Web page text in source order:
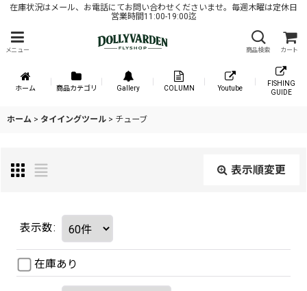
在庫状況はメール、お電話にてお問い合わせくださいませ。毎週木曜は定休日
営業時間11:00-19:00迄
メニュー 商品検索 カート
ホーム 商品カテゴリ Gallery COLUMN Youtube
FISHING
GUIDE
ホーム > タイイングツール > チューブ
表示順変更
表示数:
在庫あり